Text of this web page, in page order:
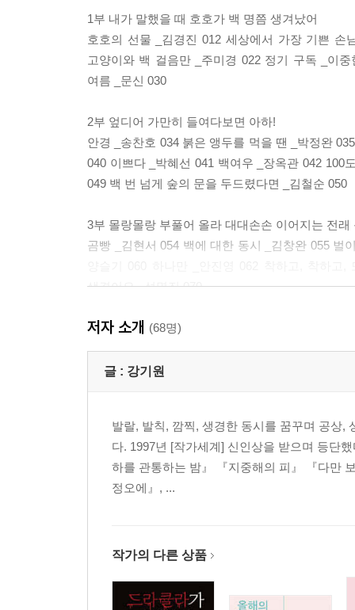
1부 내가 말했을 때 호호가 백 명쯤 생겨났어
호호의 선물 _김경진 012 세상에서 가장 기쁜 손
고양이와 백 걸음만 _주미경 022 정기 구독 _이
여름 _문신 030
2부 엎디어 가만히 들여다보면 아하!
안경 _송찬호 034 붉은 앵두를 먹을 땐 _박정완
040 이쁘다 _박혜선 041 백여우 _장옥관 042 100
049 백 번 넘게 숲의 문을 두드렸다면 _김철순 050
3부 몰랑몰랑 부풀어 올라 대대손손 이어지는 전래
곰빵 _김현서 054 백에 대한 동시 _김창완 055 벌
생겼어요 _성명진 070
4부 간질간질 발바닥 속에 사나 눈 밑 작은 웅덩이
고양이와 나의 갸웃 _정연철 074 실개천 _경종호
이상교 083 마음먹다 _변은경 084 어느 전교 회
5부 걱정할 필요 없다 우리 옆집에는 김순옥 할머
꽃밭 _강정규 098 봄 입학식 _김은영 099 틀려
이세기 104 명품이 어디 따로 있냐 _서정홍 106
6부 숨어 있던 말들 다 데려와 노래는 참지 말고 불
아직 안 온 것들 _임미성 116 물비늘의 주인 _송
이안 121 눈동자 _정유경 122 조개 이야기 _김륭
저자 소개 (68명)
글 : 강기원
발랄, 발칙, 깜찍, 생경한 동시를 꿈꾸며 공상,
다. 1997년 [작가세계] 신인상을 받으며 등단
하를 관통하는 밤』 『지중해의 피』 『다만
정오에』, ...
작가의 다른 상품